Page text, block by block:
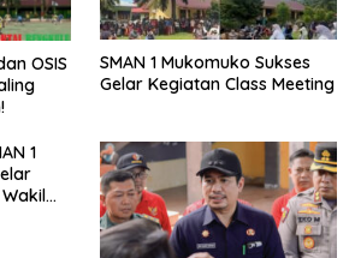
OSIS
SMAN 1 Mukomuko Sukses
Gelar Kegiatan Class Meeting
1